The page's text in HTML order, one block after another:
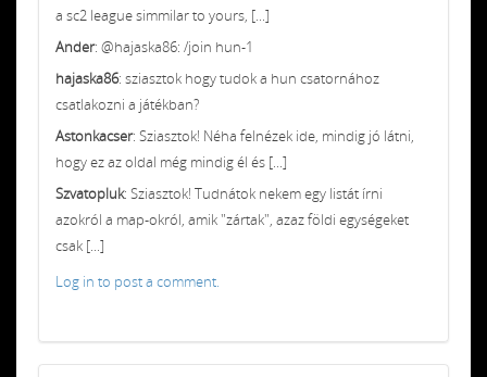
a sc2 league simmilar to yours, [...]
Ander: @hajaska86: /join hun-1
hajaska86: sziasztok hogy tudok a hun csatornához
csatlakozni a játékban?
Astonkacser: Sziasztok! Néha felnézek ide, mindig jó látni,
hogy ez az oldal még mindig él és [...]
Szvatopluk: Sziasztok! Tudnátok nekem egy listát írni
azokról a map-okról, amik "zártak", azaz földi egységeket
csak [...]
Log in to post a comment.